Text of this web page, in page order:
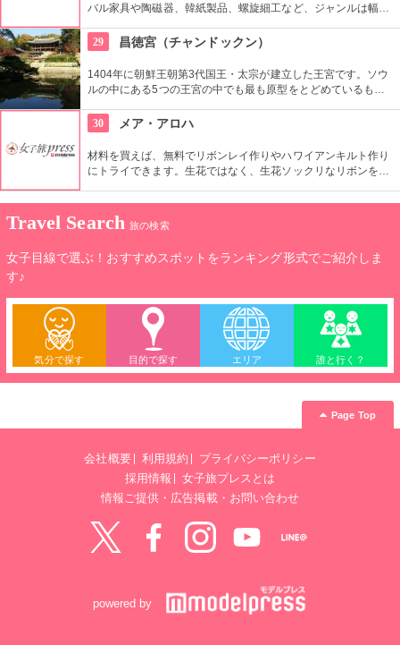
バル家具や陶磁器、韓紙製品、螺旋細工など、ジャンルは幅広
う作品や商品を見ることができます。
29 昌徳宮（チャンドックン）
1404年に朝鮮王朝第3代国王・太宗が建立した王宮です。ソウ
ルの中にある5つの王宮の中でも最も原型をとどめているもの
吉によって消失されてから再建までの270年間、王宮として使
用されました。
30 メア・アロハ
材料を買えば、無料でリボンレイ作りやハワイアンキルト作り
にトライできます。生花ではなく、生花ソックリなリボンを使
土産に持って帰れるなんて、ステキですよね。
Travel Search 旅の検索
女子目線で選ぶ！おすすめスポットをランキング形式でご紹介しま
す♪
気分で探す 目的で探す エリア 誰と行く？
Page Top
会社概要 利用規約
プライバシーポリシー
採用情報
女子旅プレスとは
情報ご提供・広告掲載・お問い合わせ
powered by